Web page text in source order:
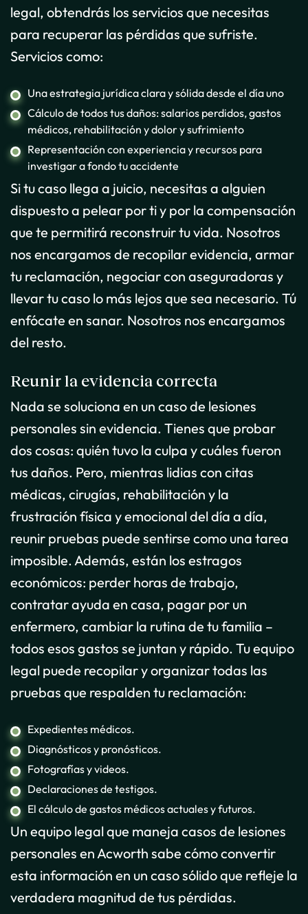
legal, obtendrás los servicios que necesitas
para recuperar las pérdidas que sufriste.
Servicios como:
Una estrategia jurídica clara y sólida desde el día uno
Cálculo de todos tus daños: salarios perdidos, gastos
médicos, rehabilitación y dolor y sufrimiento
Representación con experiencia y recursos para
investigar a fondo tu accidente
Si tu caso llega a juicio, necesitas a alguien
dispuesto a pelear por ti y por la compensación
que te permitirá reconstruir tu vida. Nosotros
nos encargamos de recopilar evidencia, armar
tu reclamación, negociar con aseguradoras y
llevar tu caso lo más lejos que sea necesario. Tú
enfócate en sanar. Nosotros nos encargamos
del resto.
Reunir la evidencia correcta
Nada se soluciona en un caso de lesiones
personales sin evidencia. Tienes que probar
dos cosas: quién tuvo la culpa y cuáles fueron
tus daños. Pero, mientras lidias con citas
médicas, cirugías, rehabilitación y la
frustración física y emocional del día a día,
reunir pruebas puede sentirse como una tarea
imposible. Además, están los estragos
económicos: perder horas de trabajo,
contratar ayuda en casa, pagar por un
enfermero, cambiar la rutina de tu familia –
todos esos gastos se juntan y rápido. Tu equipo
legal puede recopilar y organizar todas las
pruebas que respalden tu reclamación:
Expedientes médicos.
Diagnósticos y pronósticos.
Fotografías y videos.
Declaraciones de testigos.
El cálculo de gastos médicos actuales y futuros.
Un equipo legal que maneja casos de lesiones
personales en Acworth sabe cómo convertir
esta información en un caso sólido que refleje la
verdadera magnitud de tus pérdidas.